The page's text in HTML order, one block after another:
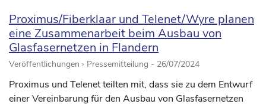
Proximus/Fiberklaar und Telenet/Wyre planen
eine Zusammenarbeit beim Ausbau von
Glasfasernetzen in Flandern
Veröffentlichungen › Pressemitteilung - 26/07/2024
Proximus und Telenet teilten mit, dass sie zu dem Entwurf
einer Vereinbarung für den Ausbau von Glasfasernetzen